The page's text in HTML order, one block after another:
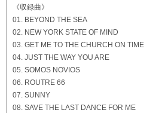
《収録曲》
01. BEYOND THE SEA
02. NEW YORK STATE OF MIND
03. GET ME TO THE CHURCH ON TIME
04. JUST THE WAY YOU ARE
05. SOMOS NOVIOS
06. ROUTRE 66
07. SUNNY
08. SAVE THE LAST DANCE FOR ME